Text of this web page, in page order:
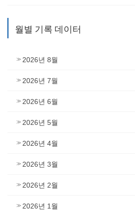
월별 기록 데이터
2026년 8월
2026년 7월
2026년 6월
2026년 5월
2026년 4월
2026년 3월
2026년 2월
2026년 1월